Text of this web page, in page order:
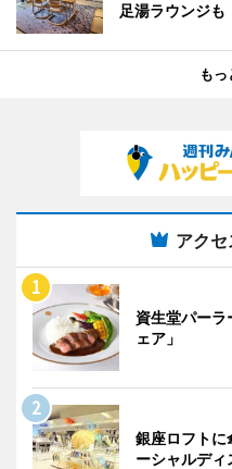
足湯ラウンジも
もっ
アク
資生堂パーラ
ェア」
銀座ロフト
ーシャルディ